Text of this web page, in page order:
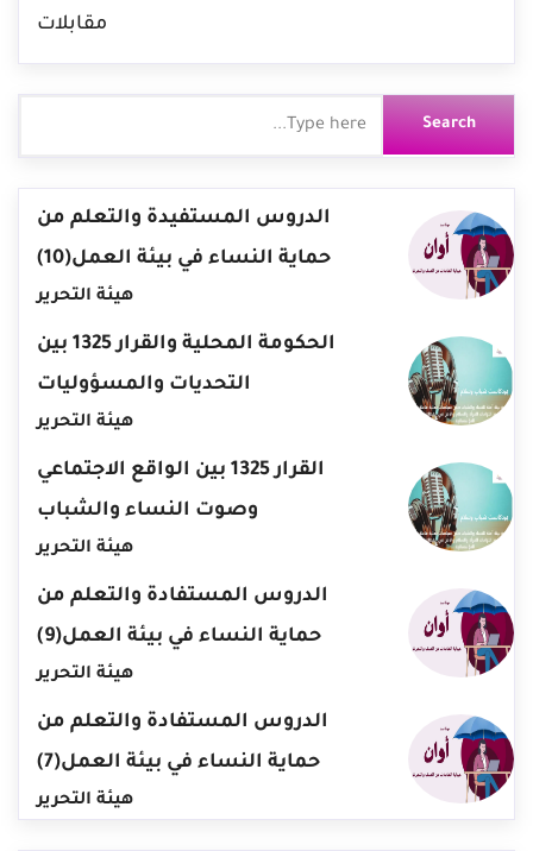
مقابلات
الدروس المستفيدة والتعلم من
حماية النساء في بيئة العمل(10)
هيئة التحرير
الحكومة المحلية والقرار 1325 بين
التحديات والمسؤوليات
هيئة التحرير
القرار 1325 بين الواقع الاجتماعي
وصوت النساء والشباب
هيئة التحرير
الدروس المستفادة والتعلم من
حماية النساء في بيئة العمل(9)
هيئة التحرير
الدروس المستفادة والتعلم من
حماية النساء في بيئة العمل(7)
هيئة التحرير